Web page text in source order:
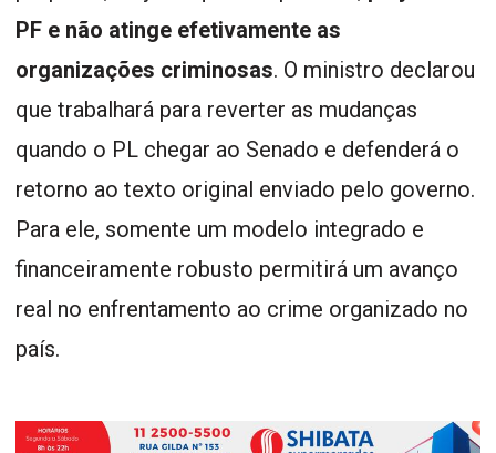
PF e não atinge efetivamente as
organizações criminosas. O ministro declarou
que trabalhará para reverter as mudanças
quando o PL chegar ao Senado e defenderá o
retorno ao texto original enviado pelo governo.
Para ele, somente um modelo integrado e
financeiramente robusto permitirá um avanço
real no enfrentamento ao crime organizado no
país.